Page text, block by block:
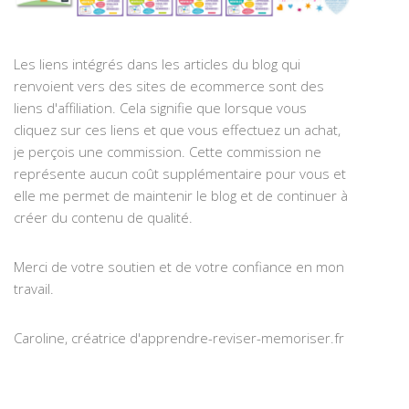
Les liens intégrés dans les articles du blog qui
renvoient vers des sites de ecommerce sont des
liens d'affiliation. Cela signifie que lorsque vous
cliquez sur ces liens et que vous effectuez un achat,
je perçois une commission. Cette commission ne
représente aucun coût supplémentaire pour vous et
elle me permet de maintenir le blog et de continuer à
créer du contenu de qualité.
Merci de votre soutien et de votre confiance en mon
travail.
Caroline, créatrice d'apprendre-reviser-memoriser.fr